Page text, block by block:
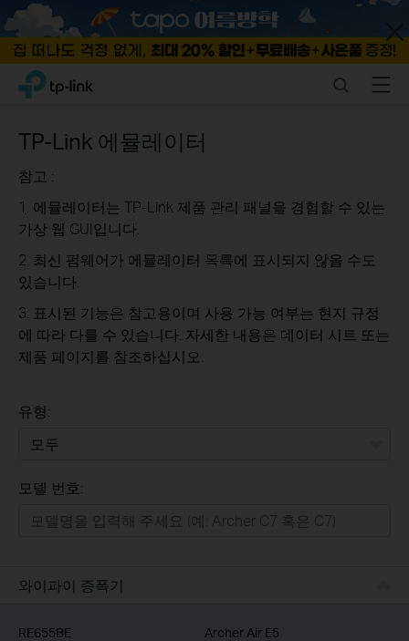
Click
the
navigation
TP-Link, Reliably Smart SearchMenu
TP-Link 에뮬레이터
참고 :
1. 에뮬레이터는 TP-Link 제품 관리 패널을 경험할 수 있는
가상 웹 GUI입니다.
2. 최신 펌웨어가 에뮬레이터 목록에 표시되지 않을 수도
있습니다.
3. 표시된 기능은 참고용이며 사용 가능 여부는 현지 규정
에 따라 다를 수 있습니다. 자세한 내용은 데이터 시트 또는
제품 페이지를 참조하십시오.
유형:
기업용
모델 번호:
와이파이 증폭기
RE655BE
Archer Air E5